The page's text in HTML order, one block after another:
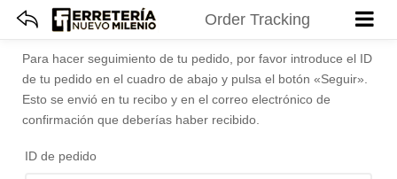
Order Tracking
Para hacer seguimiento de tu pedido, por favor introduce el ID
de tu pedido en el cuadro de abajo y pulsa el botón «Seguir».
Esto se envió en tu recibo y en el correo electrónico de
confirmación que deberías haber recibido.
ID de pedido